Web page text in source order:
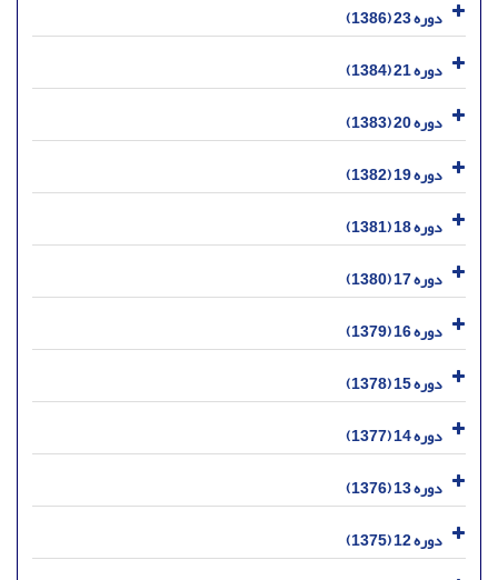
دوره 23 (1386)
دوره 21 (1384)
دوره 20 (1383)
دوره 19 (1382)
دوره 18 (1381)
دوره 17 (1380)
دوره 16 (1379)
دوره 15 (1378)
دوره 14 (1377)
دوره 13 (1376)
دوره 12 (1375)